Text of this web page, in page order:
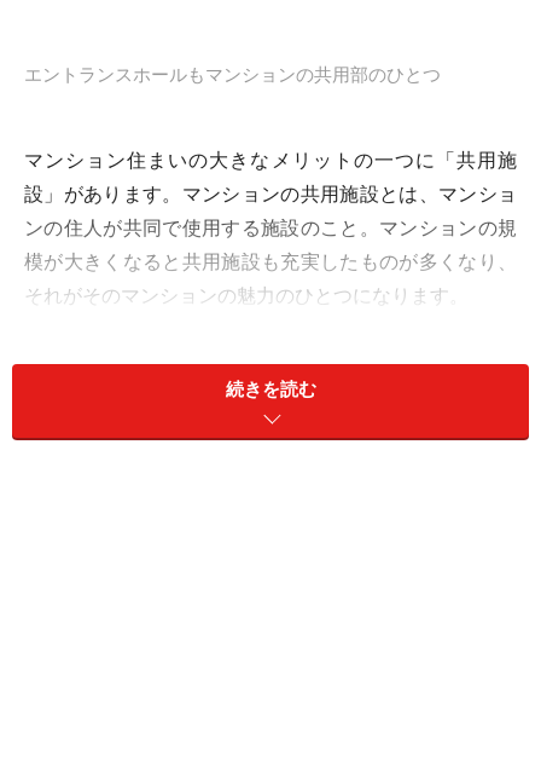
エントランスホールもマンションの共用部のひとつ
マンション住まいの大きなメリットの一つに「共用施
設」があります。マンションの共用施設とは、マンショ
ンの住人が共同で使用する施設のこと。マンションの規
模が大きくなると共用施設も充実したものが多くなり、
それがそのマンションの魅力のひとつになります。
一方、共用施設の維持管理費は住人が負担するので、あ
まり使用しない施設がたくさん入っていると、無駄なス
ペースだと不満に感じてしまうこともあるでしょう。ど
続きを読む